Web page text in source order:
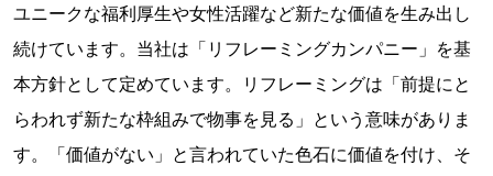
ユニークな福利厚生や女性活躍など新たな価値を生み出し
続けています。当社は「リフレーミングカンパニー」を基
本方針として定めています。リフレーミングは「前提にと
らわれず新たな枠組みで物事を見る」という意味がありま
す。「価値がない」と言われていた色石に価値を付け、そ